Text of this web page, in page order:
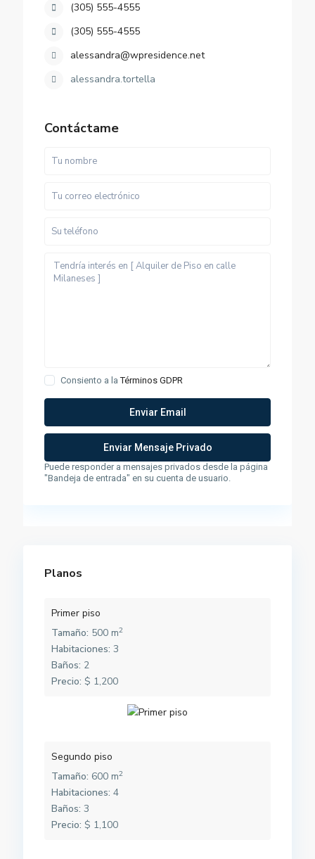
(305) 555-4555
(305) 555-4555
alessandra@wpresidence.net
alessandra.tortella
Contáctame
Consiento a laTérminos GDPR
Puede responder a mensajes privados desde la página
"Bandeja de entrada" en su cuenta de usuario.
Planos
Primer piso
Tamaño: 500 m2
Habitaciones: 3
Baños: 2
Precio:$ 1,200
Segundo piso
Tamaño: 600 m2
Habitaciones: 4
Baños: 3
Precio:$ 1,100